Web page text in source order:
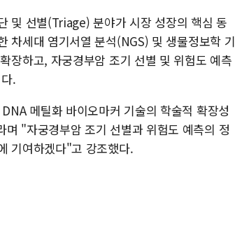
및 선별(Triage) 분야가 시장 성장의 핵심 동
차세대 염기서열 분석(NGS) 및 생물정보학 기
장하고, 자궁경부암 조기 선별 및 위험도 예측
.
메틸화 바이오마커 기술의 학술적 확장성
"자궁경부암 조기 선별과 위험도 예측의 정
기여하겠다"고 강조했다.